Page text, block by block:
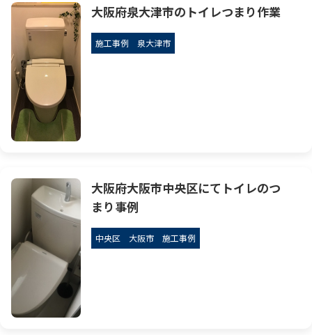
大阪府泉大津市のトイレつまり作業
施工事例 泉大津市
大阪府大阪市中央区にてトイレのつ
まり事例
中央区 大阪市 施工事例